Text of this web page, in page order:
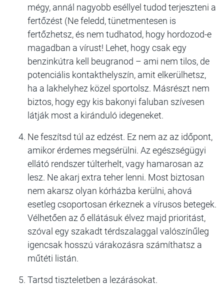
mégy, annál nagyobb eséllyel tudod terjeszteni a
fertőzést (Ne feledd, tünetmentesen is
fertőzhetsz, és nem tudhatod, hogy hordozod-e
magadban a vírust! Lehet, hogy csak egy
benzinkútra kell beugranod – ami nem tilos, de
potenciális kontakthelyszín, amit elkerülhetsz,
ha a lakhelyhez közel sportolsz. Másrészt nem
biztos, hogy egy kis bakonyi faluban szívesen
látják most a kiránduló idegeneket.
Ne feszítsd túl az edzést. Ez nem az az időpont,
amikor érdemes megsérülni. Az egészségügyi
ellátó rendszer túlterhelt, vagy hamarosan az
lesz. Ne akarj extra teher lenni. Most biztosan
nem akarsz olyan kórházba kerülni, ahová
esetleg csoportosan érkeznek a vírusos betegek.
Vélhetően az ő ellátásuk élvez majd prioritást,
szóval egy szakadt térdszalaggal valószínűleg
igencsak hosszú várakozásra számíthatsz a
műtéti listán.
Tartsd tiszteletben a lezárásokat.